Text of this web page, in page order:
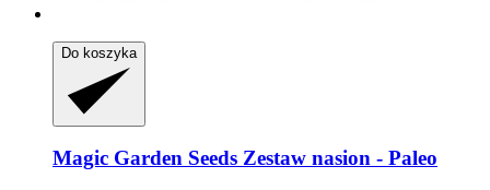
Do koszyka
Magic Garden Seeds Zestaw nasion -​ Paleo